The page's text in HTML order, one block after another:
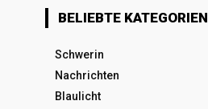
BELIEBTE KATEGORIEN
Schwerin
Nachrichten
Blaulicht